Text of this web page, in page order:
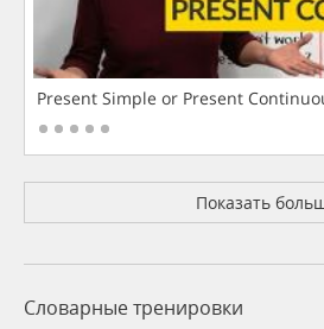
Present Simple or Present
Показать
Словарные тренировки